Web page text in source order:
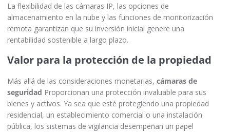
La flexibilidad de las cámaras IP, las opciones de
almacenamiento en la nube y las funciones de monitorización
remota garantizan que su inversión inicial genere una
rentabilidad sostenible a largo plazo.
Valor para la protección de la propiedad
Más allá de las consideraciones monetarias, cámaras de
seguridad Proporcionan una protección invaluable para sus
bienes y activos. Ya sea que esté protegiendo una propiedad
residencial, un establecimiento comercial o una instalación
pública, los sistemas de vigilancia desempeñan un papel